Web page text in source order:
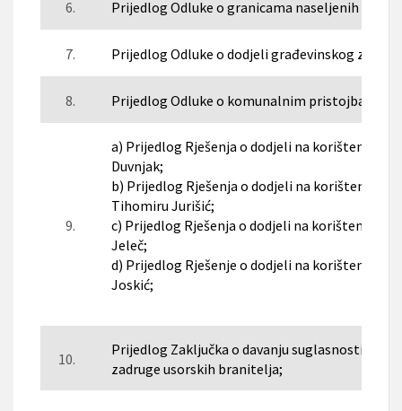
6. Prijedlog Odluke o granicama naseljenih
7. Prijedlog Odluke o dodjeli građevinskog
8. Prijedlog Odluke o komunalnim pristojbama;
9.
a) Prijedlog Rješenja o dodjeli na korištenje
Duvnjak;
b) Prijedlog Rješenja o dodjeli na korištenje
Tihomiru Jurišić;
c) Prijedlog Rješenja o dodjeli na korištenje
Jeleč;
d) Prijedlog Rješenje o dodjeli na korištenje
Joskić;
10.
Prijedlog Zaključka o davanju suglasnosti na
zadruge usorskih branitelja;